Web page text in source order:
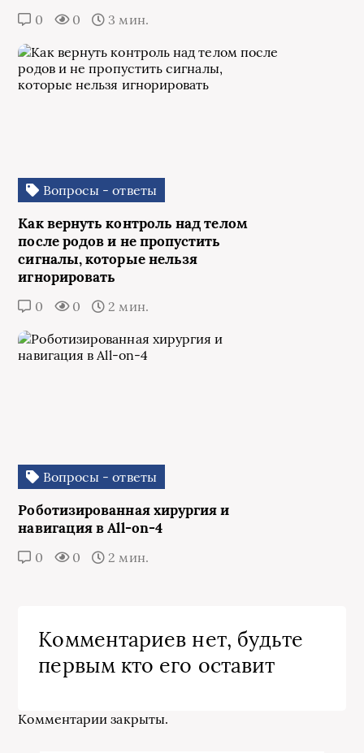
0 0 3 мин.
Вопросы - ответы
Как вернуть контроль над телом
после родов и не пропустить
сигналы, которые нельзя
игнорировать
0 0 2 мин.
Вопросы - ответы
Роботизированная хирургия и
навигация в All-on-4
0 0 2 мин.
Комментариев нет, будьте
первым кто его оставит
Комментарии закрыты.